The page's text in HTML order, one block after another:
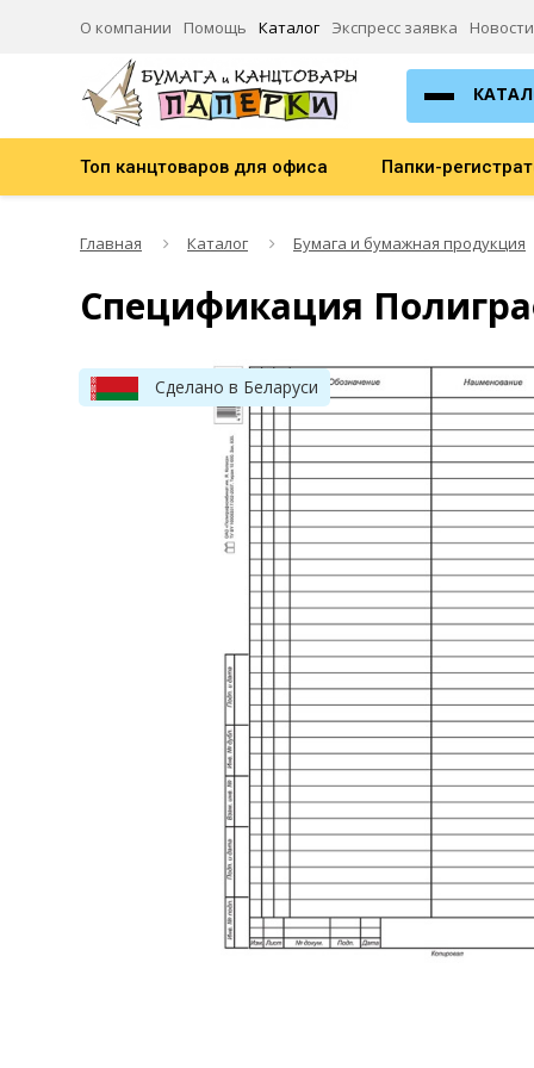
О компании Помощь Каталог Экспресс заявка Новости
Топ канцтоваров для офиса Папки-
Главная Каталог Бумага и бумажная продукция
Спецификация
Сделано в Беларуси